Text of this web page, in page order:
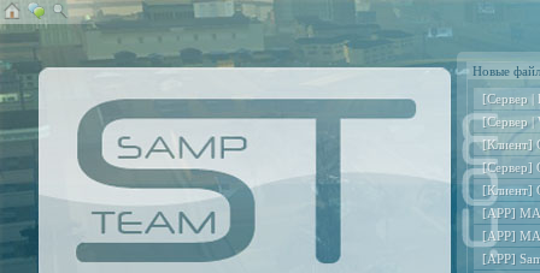
Новые
[Сервер |
[Сервер |
[Клиент]
[Сервер]
[Клиент]
[APP]
[APP]
[APP]